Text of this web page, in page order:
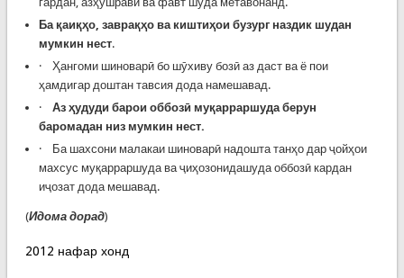
Ба қаиқҳо, заврақҳо ва киштиҳои бузургназдик шудан
мумкин нест.
· Ҳангоми шиноварӣ бо шӯхиву бозӣ аз даст ва ё пои
ҳамдигар доштан тавсия дода намешавад.
· Аз ҳудуди барои оббозӣ муқарраршуда берун
баромадан низ мумкин нест.
· Ба шахсони малакаи шиноварӣ надошта танҳо дар ҷойҳои
махсус муқарраршуда ва ҷиҳозонидашуда оббозӣ кардан
иҷозат дода мешавад.
(Идома дорад)
2012 нафар хонд